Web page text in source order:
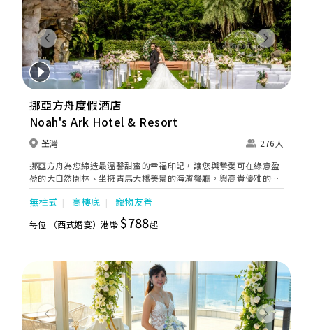
Previous Next
挪亞方舟度假酒店
Noah's Ark Hotel & Resort
荃灣
276人
挪亞方舟為您締造最溫馨甜蜜的幸福印記，讓您與摯愛可在綠意盈
盈的大自然園林、坐擁青馬大橋美景的海濱餐廳，與高貴優雅的婚
宴場地裡，共訂一生一世的浪漫誓盟；親朋好友亦可一片歡悅氛圍
中，見證您倆的永恆之約！夢寐以求的婚禮，此時此刻，愛在方舟
無柱式 高樓底 寵物友善
每位 （西式婚宴）港幣$788起
Previous Next